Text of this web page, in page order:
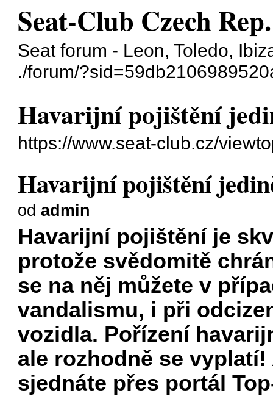
Seat-Club Czech Rep.
Seat forum - Leon, Toledo,
./forum/
Havarijní pojištění
https://www.seat-club.cz/
Havarijní pojištění
odadmin
Havarijní pojištění je
protože svědomitě
se na něj můžete v
vandalismu, i při
vozidla. Pořízení
ale rozhodně se
sjednáte přes portál